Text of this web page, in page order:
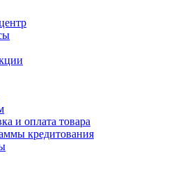
и оплата товара
кредитования